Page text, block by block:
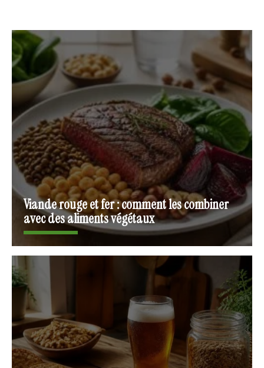
Viande rouge et fer : comment les combiner
avec des aliments végétaux